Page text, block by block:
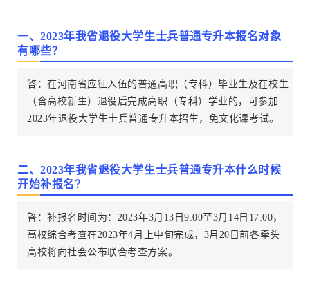
一、2023年我省退役大学生士兵普通专升本报名对象
有哪些？
答：在河南省应征入伍的普通高职（专科）毕业生及在校生
（含高校新生）退役后完成高职（专科）学业的，可参加
2023年退役大学生士兵普通专升本招生，免文化课考试。
二、2023年我省退役大学生士兵普通专升本什么时候
开始补报名？
答：补报名时间为：2023年3月13日9:00至3月14日17:00，
高校综合考查在2023年4月上中旬完成，3月20日前各牵头
高校将向社会公布联合考查方案。